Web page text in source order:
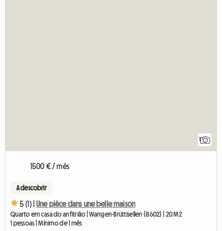
1
1500 € / mês
A descobrir
5 (1) | Une pièce dans une belle maison
Quarto em casa do anfitrião | Wangen-Brüttisellen (8602) | 20 M2
1 pessoas | Mínimo de 1 mês